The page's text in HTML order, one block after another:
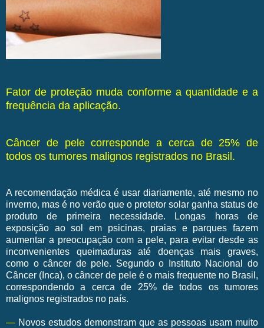
Fator de proteção muda conforme a quantidade e a
frequência da aplicação.
Câncer de pele corresponde a cerca de 25% de
todos os tumores malignos registrados no Brasil.
A recomendação médica é usar diariamente, até mesmo no
inverno, mas é no verão que o protetor solar ganha status de
produto de primeira necessidade. Longas horas de
exposição ao sol em psicinas, praias e parques fazem
aumentar a preocupação com a pele, para evitar desde as
inconvenientes queimaduras até doenças mais graves,
como o câncer de pele. Segundo o Instituto Nacional do
Câncer (Inca), o câncer de pele é o mais frequente no Brasil,
correspondendo a cerca de 25% de todos os tumores
malignos registrados no país.
— Novos estudos demonstram que as pessoas usam muito